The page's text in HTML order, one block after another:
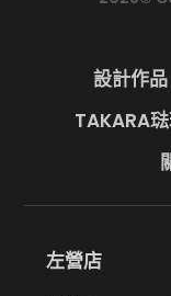
設計作品
TAKARA
左營店